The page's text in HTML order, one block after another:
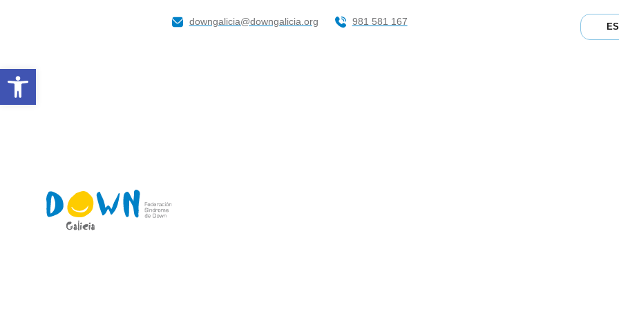
Abrir barra de herramientas
downgalicia@downgalicia.org 981 581 167